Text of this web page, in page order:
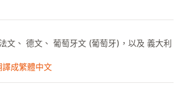
文、 德文、 葡萄牙文 (葡萄牙)，以及 義大利
成繁體中文